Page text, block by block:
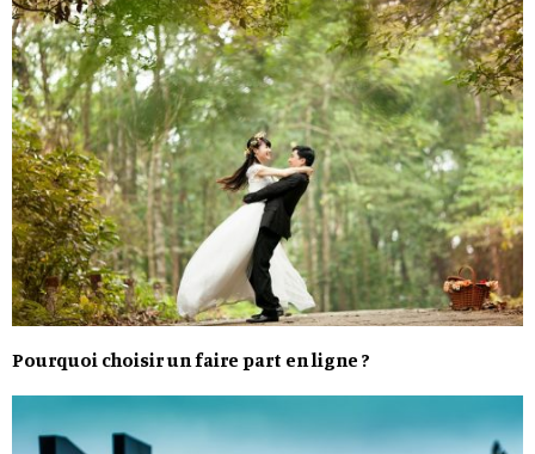
Pourquoi choisir un faire part en ligne ?